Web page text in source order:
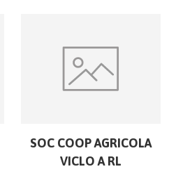
SOC COOP AGRICOLA
VICLO A RL